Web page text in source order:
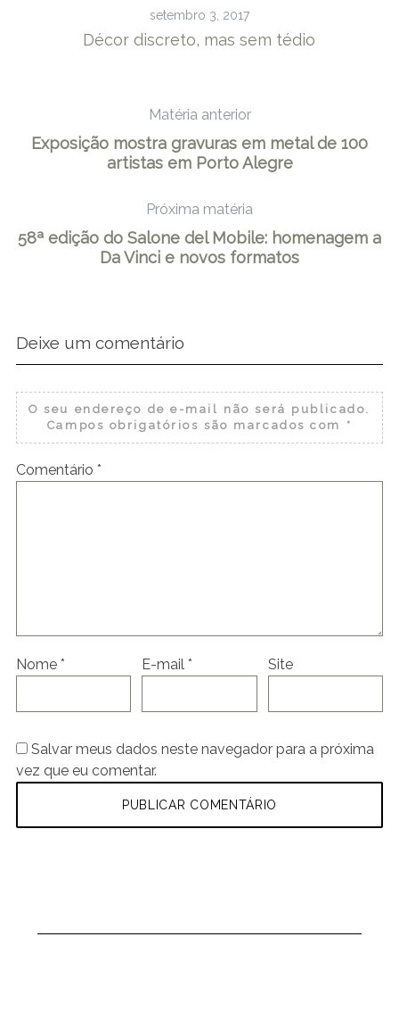
setembro 3, 2017
Décor discreto, mas sem tédio
Matéria anterior
Exposição mostra gravuras em metal de 100
artistas em Porto Alegre
Próxima matéria
58ª edição do Salone del Mobile: homenagem a
Da Vinci e novos formatos
Deixe um comentário
O seu endereço de e-mail não será publicado.
Campos obrigatórios são marcados com *
Comentário *
Nome * E-mail* Site
Salvar meus dados neste navegador para a próxima
vez que eu comentar.